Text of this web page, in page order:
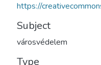
https://
Subject
városvédelem
Type